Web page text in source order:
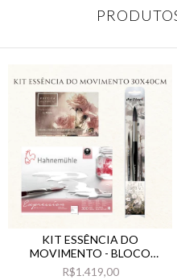
KIT ESSÊNCIA DO
MOVIMENTO - BLOCO
EXPRESSION 30X40CM, KIT
R$1.419,00